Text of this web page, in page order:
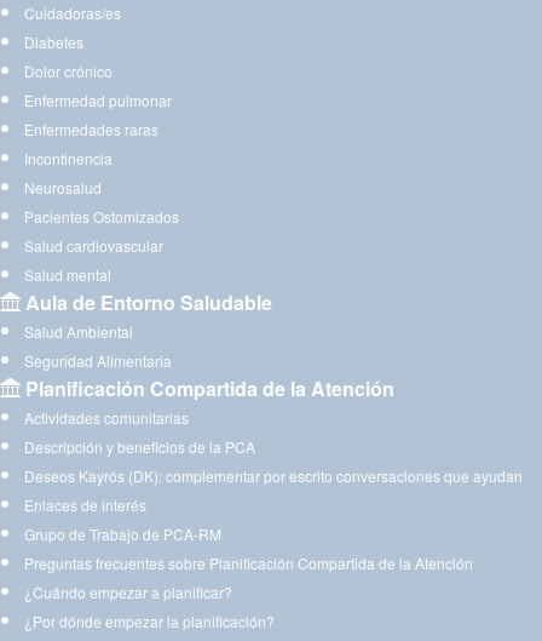
Cuidadoras/es
Diabetes
Dolor crónico
Enfermedad pulmonar
Enfermedades raras
Incontinencia
Neurosalud
Pacientes Ostomizados
Salud cardiovascular
Salud mental
Aula de Entorno Saludable
Salud Ambiental
Seguridad Alimentaria
Planificación Compartida de la Atención
Actividades comunitarias
Descripción y beneficios de la PCA
Deseos Kayrós (DK): complementar por escrito conversaciones que ayudan
Enlaces de interés
Grupo de Trabajo de PCA-RM
Preguntas frecuentes sobre Planificación Compartida de la Atención
¿Cuándo empezar a planificar?
¿Por dónde empezar la planificación?